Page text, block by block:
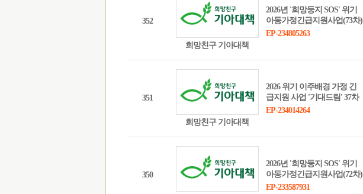
352
희망친구 기아대책
2026년 '희망둥지 SOS' 위기
아동가정긴급지원사업(73차)
EP-234805263
351
희망친구 기아대책
2026 위기 이주배경 가정 긴
급지원 사업 '기대드림' 37차
EP-234014264
350
2026년 '희망둥지 SOS' 위기
아동가정긴급지원사업(72차)
EP-233587931